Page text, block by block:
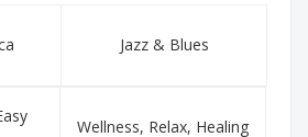
Jazz & Blues
Wellness, Relax, Healing